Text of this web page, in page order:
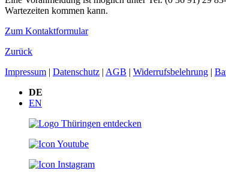
Wartezeiten kommen kann.
Zum Kontaktformular
Zurück
Impressum | Datenschutz | AGB | Widerrufsbelehrung |
DE
EN